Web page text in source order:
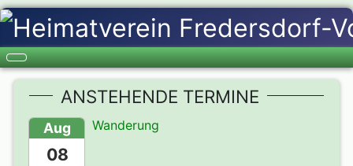
ANSTEHENDE TERMINE
Aug
08
Wanderung